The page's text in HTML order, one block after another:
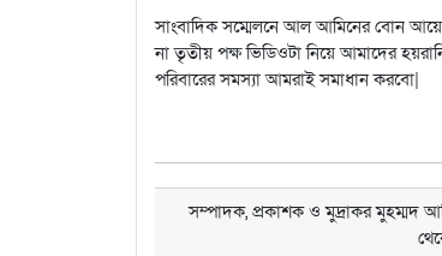
সাংবাদিক সম্মেলনে আল আমিনের বোন
না তৃতীয় পক্ষ ভিডিওটা নিয়ে আমাদের
পরিবারের সমস্যা আমরাই সমাধান করবো|
সম্পাদক, প্রকাশক ও মুদ্রাকর মুহম্মদ